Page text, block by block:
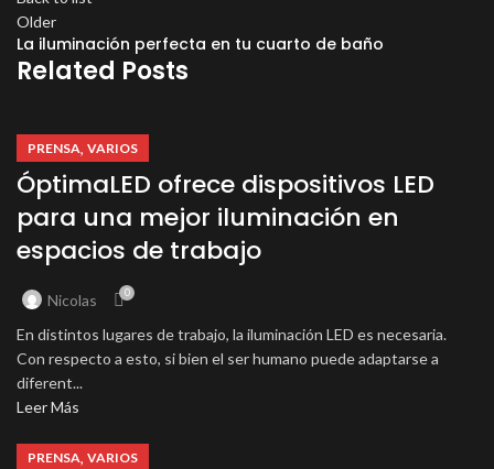
Older
La iluminación perfecta en tu cuarto de baño
Related Posts
PRENSA, VARIOS
ÓptimaLED ofrece dispositivos LED
para una mejor iluminación en
espacios de trabajo
Nicolas 0
En distintos lugares de trabajo, la iluminación LED es necesaria.
Con respecto a esto, si bien el ser humano puede adaptarse a
diferent...
Leer Más
PRENSA, VARIOS